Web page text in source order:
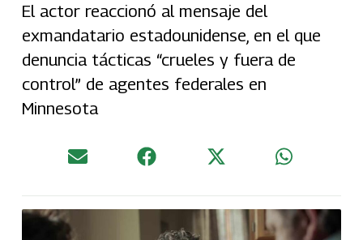
El actor reaccionó al mensaje del
exmandatario estadounidense, en el que
denuncia tácticas “crueles y fuera de
control” de agentes federales en
Minnesota